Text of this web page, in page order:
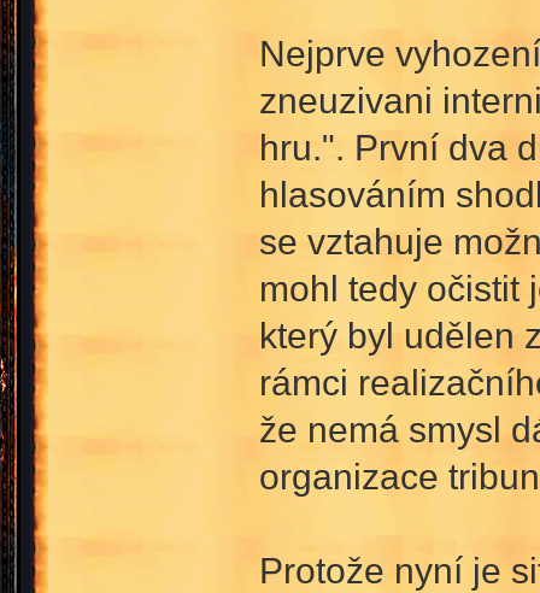
Nejprve
zneuzivani
hru.". První dva
hlasováním
se vztahuje
mohl tedy očistit
který byl udělen
rámci
že nemá smysl
organizace
Protože nyní je